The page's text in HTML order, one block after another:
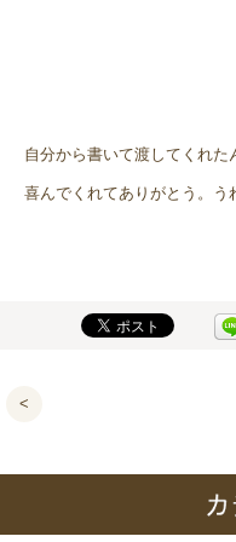
自分から書いて渡してくれた
喜んでくれてありがとう。う
<